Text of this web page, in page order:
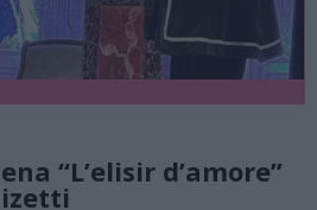
“L’elisir d’amore”